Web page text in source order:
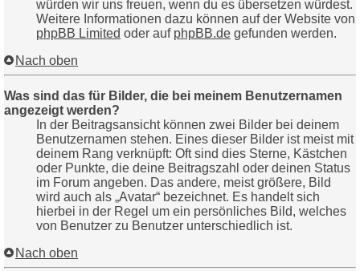
würden wir uns freuen, wenn du es übersetzen würdest.
Weitere Informationen dazu können auf der Website von
phpBB Limited oder auf phpBB.de gefunden werden.
Nach oben
Was sind das für Bilder, die bei meinem Benutzernamen
angezeigt werden?
In der Beitragsansicht können zwei Bilder bei deinem
Benutzernamen stehen. Eines dieser Bilder ist meist mit
deinem Rang verknüpft: Oft sind dies Sterne, Kästchen
oder Punkte, die deine Beitragszahl oder deinen Status
im Forum angeben. Das andere, meist größere, Bild
wird auch als „Avatar“ bezeichnet. Es handelt sich
hierbei in der Regel um ein persönliches Bild, welches
von Benutzer zu Benutzer unterschiedlich ist.
Nach oben